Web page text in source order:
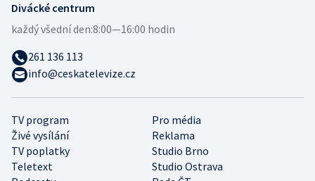
TV program
Pro média
Živé vysílání
Reklama
TV poplatky
Studio Brno
Teletext
Studio Ostrava
Divácké centrum
každý všední den:8:00—16:00 hodin
261 136 113
info@ceskatelevize.cz